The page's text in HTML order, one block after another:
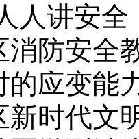
讲安全
消防安全
的应变能
新时代文